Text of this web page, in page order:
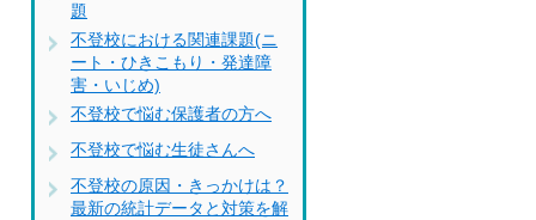
題
不登校における関連課題(ニ
ート・ひきこもり・発達障
害・いじめ)
不登校で悩む保護者の方へ
不登校で悩む生徒さんへ
不登校の原因・きっかけは？
最新の統計データと対策を解